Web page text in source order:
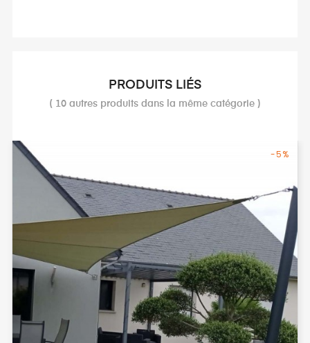
PRODUITS LIÉS
( 10 autres produits dans la même catégorie )
-5%